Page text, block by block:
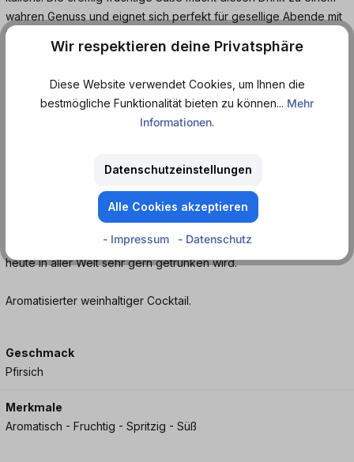
wahren Genuss und eignet sich perfekt für gesellige Abende mit
Freunden, Partys oder einfach. Hol dir den Sommer nach Hause
und dir dieses leckere Getränk mit einem Hauch mediterranem
Hintergrundinformation zu dem italienischen Original
Fest steht, dass der beliebte Weincocktail in den 1930ern in Italien
aus zwei Zutaten: aus weißem Pfirsichpüree und Prosecco. Diese
Kombination macht den Bellini zu einem einzigartigen Genuss.
Guiseppe Cipriani war der Entwickler dieses Cocktails, der bis
heute in aller Welt sehr gern getrunken wird.
Aromatisierter weinhaltiger Cocktail.
Geschmack
Pfirsich
Merkmale
Aromatisch - Fruchtig - Spritzig - Süß
Wir respektieren deine Privatsphäre
Diese Website verwendet Cookies, um Ihnen die
bestmögliche Funktionalität bieten zu können... Mehr
Informationen.
Datenschutzeinstellungen
Alle Cookies akzeptieren
- Impressum - Datenschutz